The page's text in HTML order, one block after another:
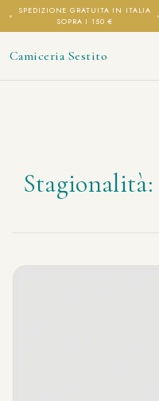
SPEDIZIONE GRATUITA IN ITALIA
SOPRA I 150 €
Camiceria Sestito
Stagionalità: